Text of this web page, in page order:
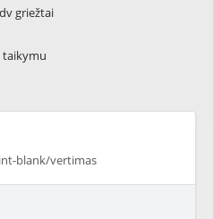
griežtai
taikymu
blank/vertimas